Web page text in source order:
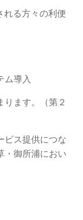
れる方々の利便
ム導入
ります。（第２
ビス提供につな
・御所浦におい